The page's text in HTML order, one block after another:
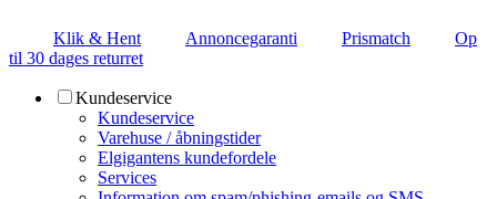
Klik & Hent Annoncegaranti Prismatch
Op
til 30 dages returret
Kundeservice
Kundeservice
Varehuse / åbningstider
Elgigantens kundefordele
Services